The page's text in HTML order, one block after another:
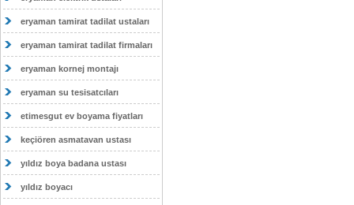
eryaman tamirat tadilat ustaları
eryaman tamirat tadilat firmaları
eryaman kornej montajı
eryaman su tesisatcıları
etimesgut ev boyama fiyatları
keçiören asmatavan ustası
yıldız boya badana ustası
yıldız boyacı